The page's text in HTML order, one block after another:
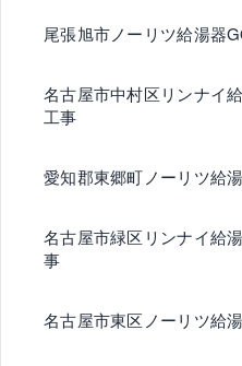
尾張旭市ノーリツ給湯器
名古屋市中村区リンナイ
工事
愛知郡東郷町ノーリツ給
名古屋市緑区リンナイ給
事
名古屋市東区ノーリツ給